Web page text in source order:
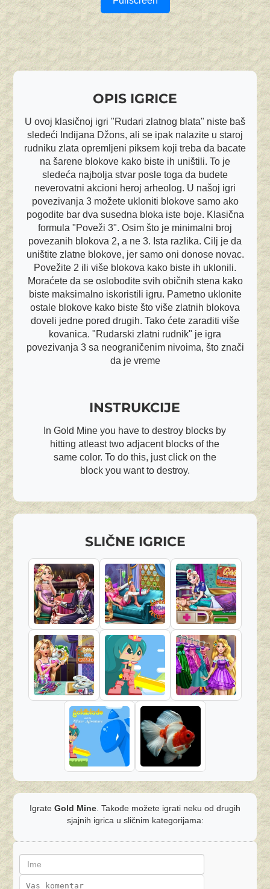
OPIS IGRICE
U ovoj klasičnoj igri "Rudari zlatnog blata" niste baš
sledeći Indijana Džons, ali se ipak nalazite u staroj
rudniku zlata opremljeni piksem koji treba da bacate
na šarene blokove kako biste ih uništili. To je
sledeća najbolja stvar posle toga da budete
neverovatni akcioni heroj arheolog. U našoj igri
povezivanja 3 možete ukloniti blokove samo ako
pogodite bar dva susedna bloka iste boje. Klasična
formula "Poveži 3". Osim što je minimalni broj
povezanih blokova 2, a ne 3. Ista razlika. Cilj je da
uništite zlatne blokove, jer samo oni donose novac.
Povežite 2 ili više blokova kako biste ih uklonili.
Moraćete da se oslobodite svih običnih stena kako
biste maksimalno iskoristili igru. Pametno uklonite
ostale blokove kako biste što više zlatnih blokova
doveli jedne pored drugih. Tako ćete zaraditi više
kovanica. "Rudarski zlatni rudnik" je igra
povezivanja 3 sa neograničenim nivoima, što znači
da je vreme
INSTRUKCIJE
In Gold Mine you have to destroy blocks by
hitting atleast two adjacent blocks of the
same color. To do this, just click on the
block you want to destroy.
SLIČNE IGRICE
Igrate Gold Mine . Takođe možete igrati neku od drugih
sjajnih igrica u sličnim kategorijama: